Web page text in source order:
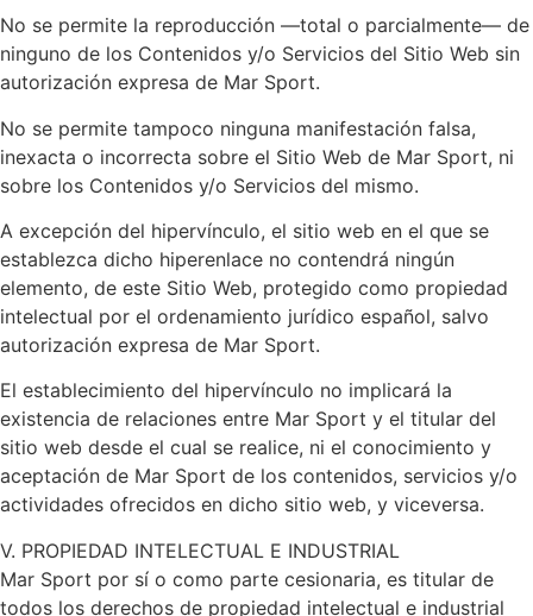
No se permite la reproducción —total o parcialmente— de
ninguno de los Contenidos y/o Servicios del Sitio Web sin
autorización expresa de Mar Sport.
No se permite tampoco ninguna manifestación falsa,
inexacta o incorrecta sobre el Sitio Web de Mar Sport, ni
sobre los Contenidos y/o Servicios del mismo.
A excepción del hipervínculo, el sitio web en el que se
establezca dicho hiperenlace no contendrá ningún
elemento, de este Sitio Web, protegido como propiedad
intelectual por el ordenamiento jurídico español, salvo
autorización expresa de Mar Sport.
El establecimiento del hipervínculo no implicará la
existencia de relaciones entre Mar Sport y el titular del
sitio web desde el cual se realice, ni el conocimiento y
aceptación de Mar Sport de los contenidos, servicios y/o
actividades ofrecidos en dicho sitio web, y viceversa.
V. PROPIEDAD INTELECTUAL E INDUSTRIAL
Mar Sport por sí o como parte cesionaria, es titular de
todos los derechos de propiedad intelectual e industrial